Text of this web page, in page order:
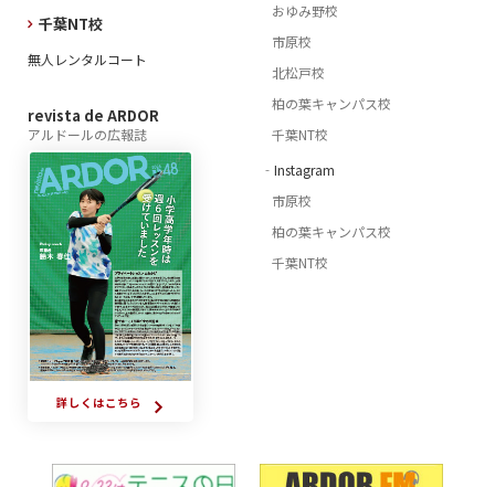
千葉NT校
無人レンタルコート
revista de ARDOR
アルドールの広報誌
詳しくはこちら
おゆみ野校
市原校
北松戸校
柏の葉キャンパス校
千葉NT校
‐Instagram
市原校
柏の葉キャンパス校
千葉NT校